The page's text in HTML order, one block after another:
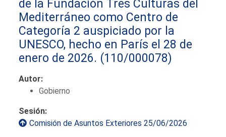
de la Fundación Tres Culturas del
Mediterráneo como Centro de
Categoría 2 auspiciado por la
UNESCO, hecho en París el 28 de
enero de 2026. (110/000078)
Autor:
Gobierno
Sesión:
Comisión de Asuntos Exteriores 25/06/2026